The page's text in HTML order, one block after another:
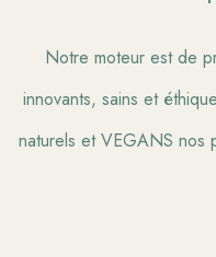
Notre moteur est de
innovants, sains et
naturels et VEGANS nos